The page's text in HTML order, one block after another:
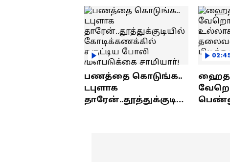
நேர்காணல்
பணத்தை கொடுங்க..
டபுளாக
தாரேன்..தூத்துக்குடியி